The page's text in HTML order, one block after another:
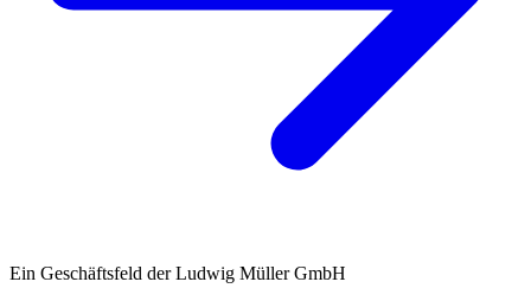
Ein Geschäftsfeld der Ludwig Müller GmbH